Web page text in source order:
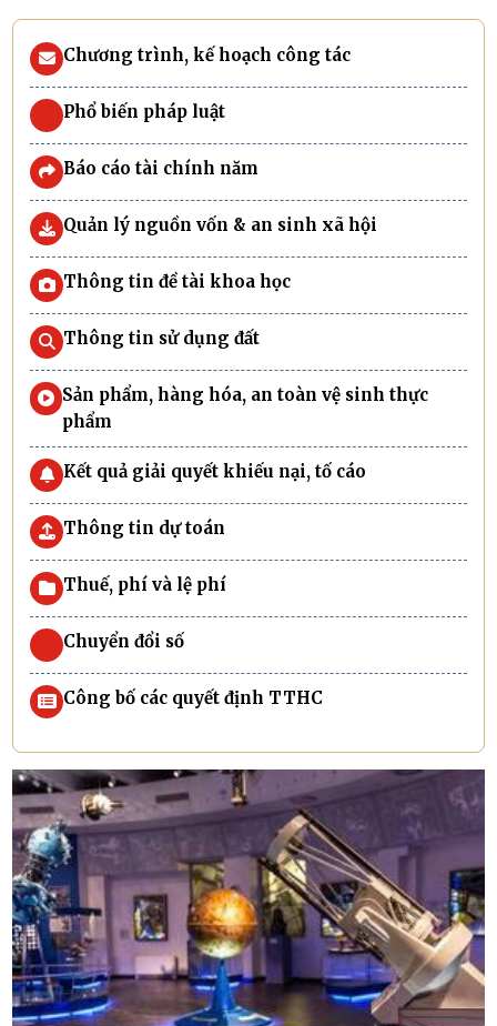
Chương trình, kế hoạch công tác
Phổ biến pháp luật
Báo cáo tài chính năm
Quản lý nguồn vốn & an sinh xã hội
Thông tin đề tài khoa học
Thông tin sử dụng đất
Sản phẩm, hàng hóa, an toàn vệ sinh thực
phẩm
Kết quả giải quyết khiếu nại, tố cáo
Thông tin dự toán
Thuế, phí và lệ phí
Chuyển đổi số
Công bố các quyết định TTHC